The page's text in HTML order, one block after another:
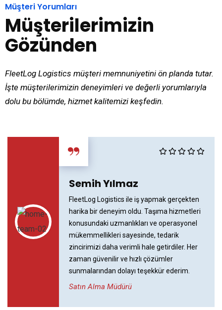
Müşteri Yorumları
Müşterilerimizin
Gözünden
FleetLog Logistics müşteri memnuniyetini ön planda tutar.
İşte müşterilerimizin deneyimleri ve değerli yorumlarıyla
dolu bu bölümde, hizmet kalitemizi keşfedin.
“
Semih Yılmaz
FleetLog Logistics ile iş yapmak gerçekten
harika bir deneyim oldu. Taşıma hizmetleri
konusundaki uzmanlıkları ve operasyonel
mükemmellikleri sayesinde, tedarik
zincirimizi daha verimli hale getirdiler. Her
zaman güvenilir ve hızlı çözümler
sunmalarından dolayı teşekkür ederim.
Satın Alma Müdürü